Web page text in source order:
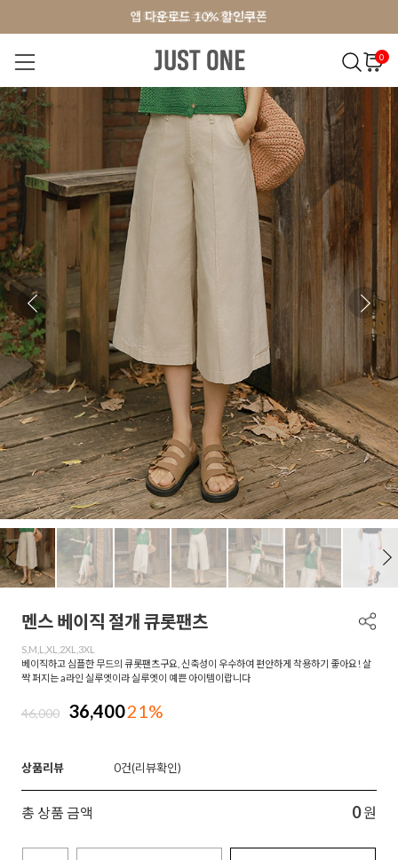
앱 다운로드 10% 할인쿠폰
회원가입 쿠폰 3000원
앱 다운로드 10% 할인쿠폰
회원가입 쿠폰 3000원
0
NEW 7% BEST 오늘출발 MADE . J 상의 팬츠 아
멘스 베이직 절개 큐롯팬츠
S,M,L,XL,2XL,3XL
베이직하고 심플한 무드의 큐롯팬츠구요, 신축성이 우수하여 편안하게 착용하기 좋아요! 살
짝 퍼지는 a라인 실루엣이라 실루엣이 예쁜 아이템이랍니다
46,000 36,40021%
상품리뷰 0
총 상품 금액 0 원